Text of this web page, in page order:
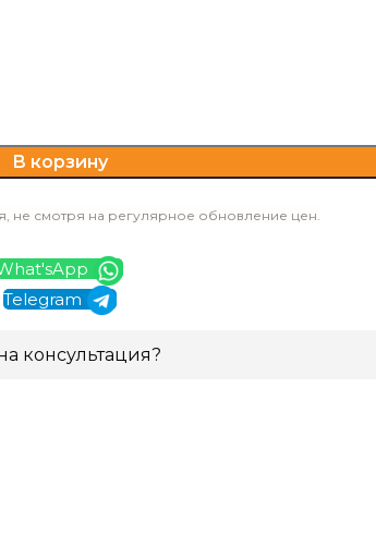
В корзину
не смотря на регулярное обновление цен.
Telegram
консультация?